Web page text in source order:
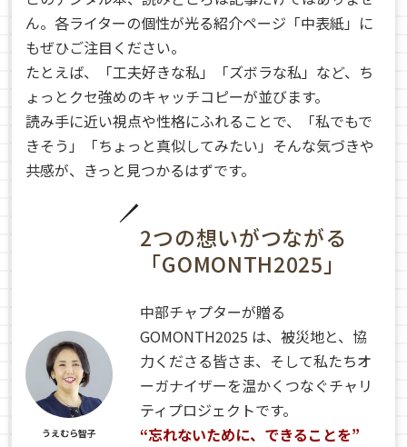
ん。各ライターの個性が光る紹介ページ「中表紙」に
もぜひご注目ください。
たとえば、「工夫好きな私」「ズボラな私」など、ち
ょっとクセ強めのキャッチコピーが並びます。
読み手に近い視点や性格にふれることで、「私でもで
きそう」「ちょっと真似してみたい」そんな気づきや
共感が、きっと見つかるはずです。
うえむら智子
2つの想いがつながる
「GOMONTH2025」
中部チャプターが贈る
GOMONTH2025 は、被災地と、協
力くださる皆さま、そして私たちオ
ーガナイザーを温かくつなぐチャリ
ティプロジェクトです。
“忘れないために、できることを”